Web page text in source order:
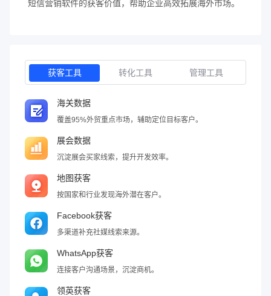
短信营销软件的获客价值，帮助企业高效拓展海外市场。
获客工具 转化工具 管理工具
海关数据
覆盖95%外贸重点市场，辅助定位目标客户。
展会数据
沉淀展会买家线索，提升开发效率。
地图获客
按国家和行业发现海外潜在客户。
Facebook获客
多渠道补充社媒线索来源。
WhatsApp获客
连接客户沟通场景，沉淀商机。
领英获客